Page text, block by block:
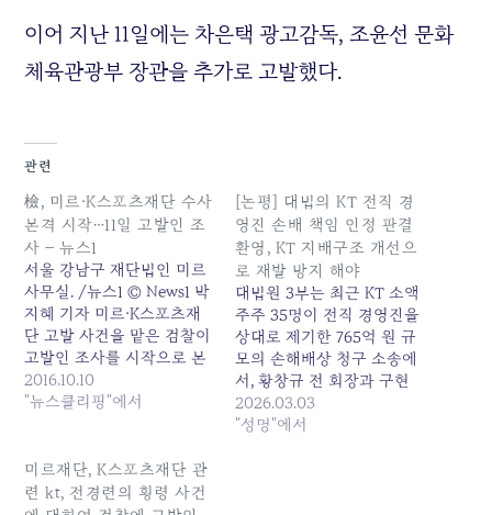
이어 지난 11일에는 차은택 광고감독, 조윤선 문화
체육관광부 장관을 추가로 고발했다.
관련
檢, 미르·K스포츠재단 수사
본격 시작…11일 고발인 조
사 – 뉴스1
서울 강남구 재단법인 미르
사무실. /뉴스1 © News1 박
지혜 기자 미르·K스포츠재
단 고발 사건을 맡은 검찰이
고발인 조사를 시작으로 본
격적인 수사를 시작한다. 서
울중앙지검 형사8부(부장검
터 대표 윤영대씨를 고발인
신분으로 조사한다. 윤씨는
2016.10.10
"뉴스클리핑"에서
[논평] 대법의 KT 전직 경
영진 손배 책임 인정 판결
환영, KT 지배구조 개선으
로 재발 방지 해야
대법원 3부는 최근 KT 소액
주주 35명이 전직 경영진을
상대로 제기한 765억 원 규
모의 손해배상 청구 소송에
서, 황창규 전 회장과 구현
모 전 대표의 배상 책임을
부정한 원심을 파기하고 사
2026.03.03
"성명"에서
미르재단, K스포츠재단 관
련 kt, 전경련의 횡령 사건